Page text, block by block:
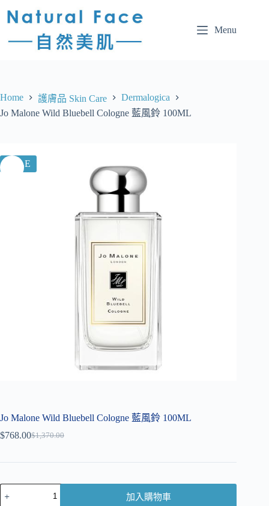
Menu
Home 護膚品 Skin Care
Dermalogica
Jo Malone Wild Bluebell Cologne 藍風鈴 100ML
SALE
Jo Malone Wild Bluebell Cologne 藍風鈴 100ML
$1,370.00
$768.00
加入購物車